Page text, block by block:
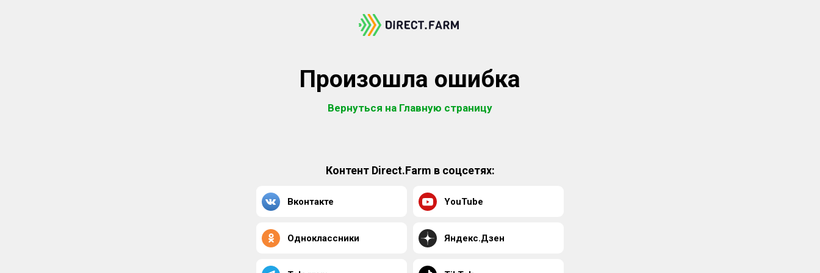
Произошла ошибка
Вернуться на Главную страницу
Контент Direct.Farm в соцсетях:
Вконтакте YouTube
Одноклассники Яндекс.Дзен